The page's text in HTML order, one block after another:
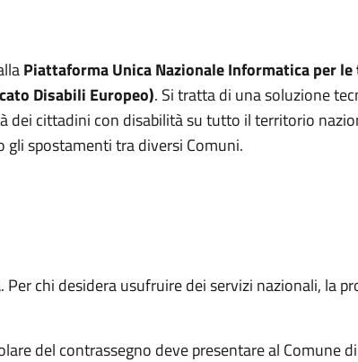
Piattaforma Unica Nazionale Informatica per le
Disabili Europeo). Si tratta di una soluzione
dei cittadini con disabilità su tutto il territorio
spostamenti tra diversi Comuni.
. Per chi desidera usufruire dei servizi nazionali, la
del contrassegno deve presentare al Comune